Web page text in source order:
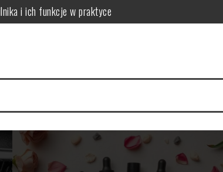
i ich funkcje w praktyce
i skuteczna rutyna anti-aging
na 4 tygodnie
cerę i jak to naprawić